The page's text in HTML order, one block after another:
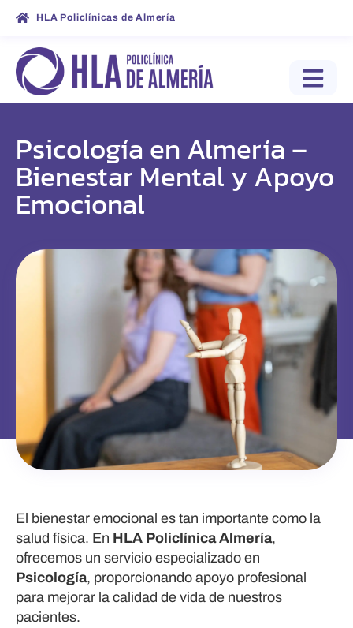
HLA Policlínicas de Almería
Psicología en Almería –
Bienestar Mental y Apoyo
Emocional
El bienestar emocional es tan importante como la
salud física. En HLA Policlínica Almería,
ofrecemos un servicio especializado en
Psicología, proporcionando apoyo profesional
para mejorar la calidad de vida de nuestros
pacientes.